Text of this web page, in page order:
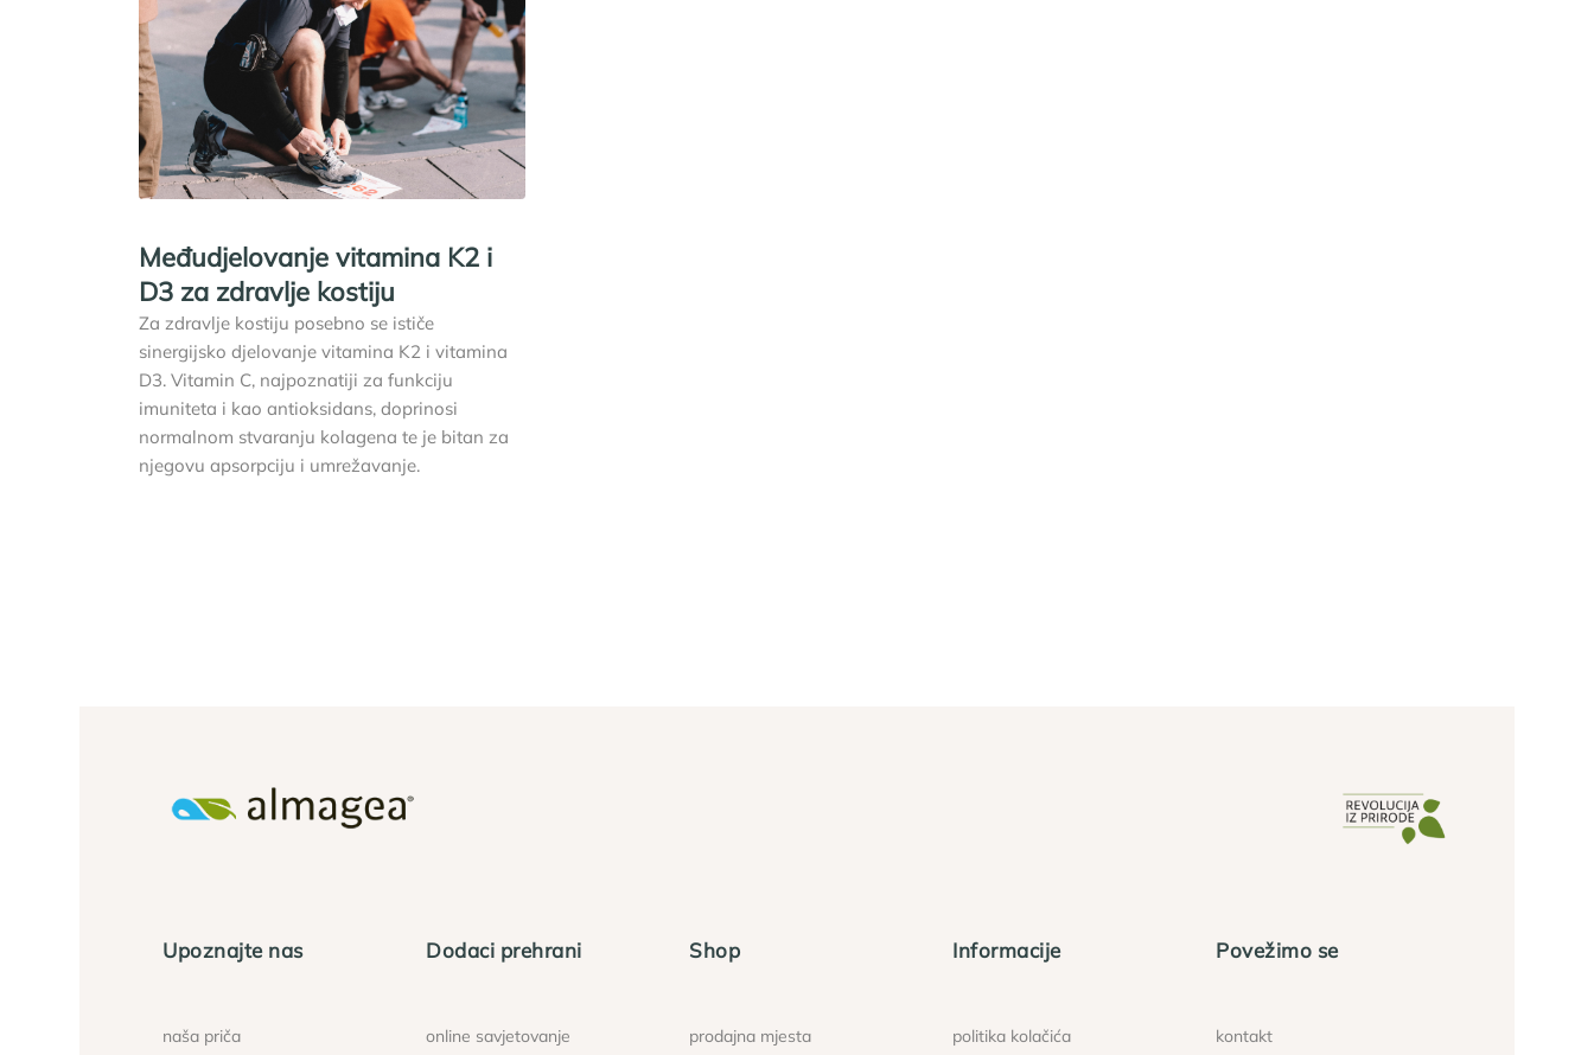
Međudjelovanje vitamina K2 i
D3 za zdravlje kostiju
Za zdravlje kostiju posebno se ističe
sinergijsko djelovanje vitamina K2 i vitamina
D3. Vitamin C, najpoznatiji za funkciju
imuniteta i kao antioksidans, doprinosi
normalnom stvaranju kolagena te je bitan za
njegovu apsorpciju i umrežavanje.
Upoznajte nas
naša priča
Dodaci prehrani
online savjetovanje
Shop
prodajna mjesta
Informacije
politika kolačića
Povežimo se
kontakt